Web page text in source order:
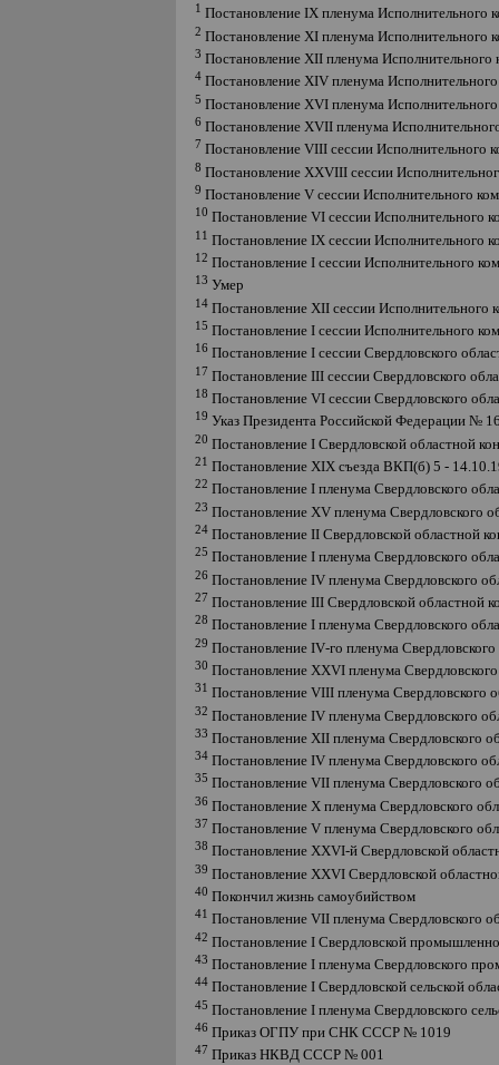
1 ПостановлениеIX пленума Исполнительного
2 Постановление XI пленума Исполнительного
3 Постановление XII пленума Исполнительного
4 ПостановлениеXIV пленума
5 Постановление XVI пленума
6 Постановление XVII пленума
7 ПостановлениеVIII сессии Исполнительного
8 Постановление XXVIII сессии
9 ПостановлениеV сессии Исполнительного
10 ПостановлениеVI сессии Исполнительного
11 ПостановлениеIX сессии Исполнительного
12 ПостановлениеI сессии Исполнительного
13 Умер
14 Постановление XII сессии Исполнительного
15 ПостановлениеI сессии Исполнительного
16 ПостановлениеI сессии Свердловского
17 ПостановлениеIII сессии Свердловского
18 ПостановлениеVI сессии Свердловского
19 Указ Президента Российской Федерации №
20 ПостановлениеI Свердловской областной
21 Постановление XIX съезда ВКП(б) 5 -
22 ПостановлениеI пленума Свердловского
23 Постановление XV пленума Свердловского
24 ПостановлениеII Свердловской областной
25 ПостановлениеI пленума Свердловского
26 ПостановлениеIV пленума Свердловского
27 ПостановлениеIII Свердловской областной
28 ПостановлениеI пленума Свердловского
29 ПостановлениеIV-го пленума
30 Постановление XXVI пленума
31 ПостановлениеVIII пленума Свердловского
32 ПостановлениеIV пленума Свердловского
33 Постановление XII пленума Свердловского
34 ПостановлениеIV пленума Свердловского
35 ПостановлениеVII пленума Свердловского
36 Постановление X пленума Свердловского
37 ПостановлениеV пленума Свердловского
38 ПостановлениеXXVI-й Свердловской
39 Постановление XXVI Свердловской
40 Покончил жизнь самоубийством
41 ПостановлениеVII пленума Свердловского
42 ПостановлениеI Свердловской
43 ПостановлениеI пленума Свердловского
44 ПостановлениеI Свердловской сельской
45 ПостановлениеI пленума Свердловского
46 Приказ ОГПУ при СНК СССР № 1019
47 Приказ НКВД СССР № 001